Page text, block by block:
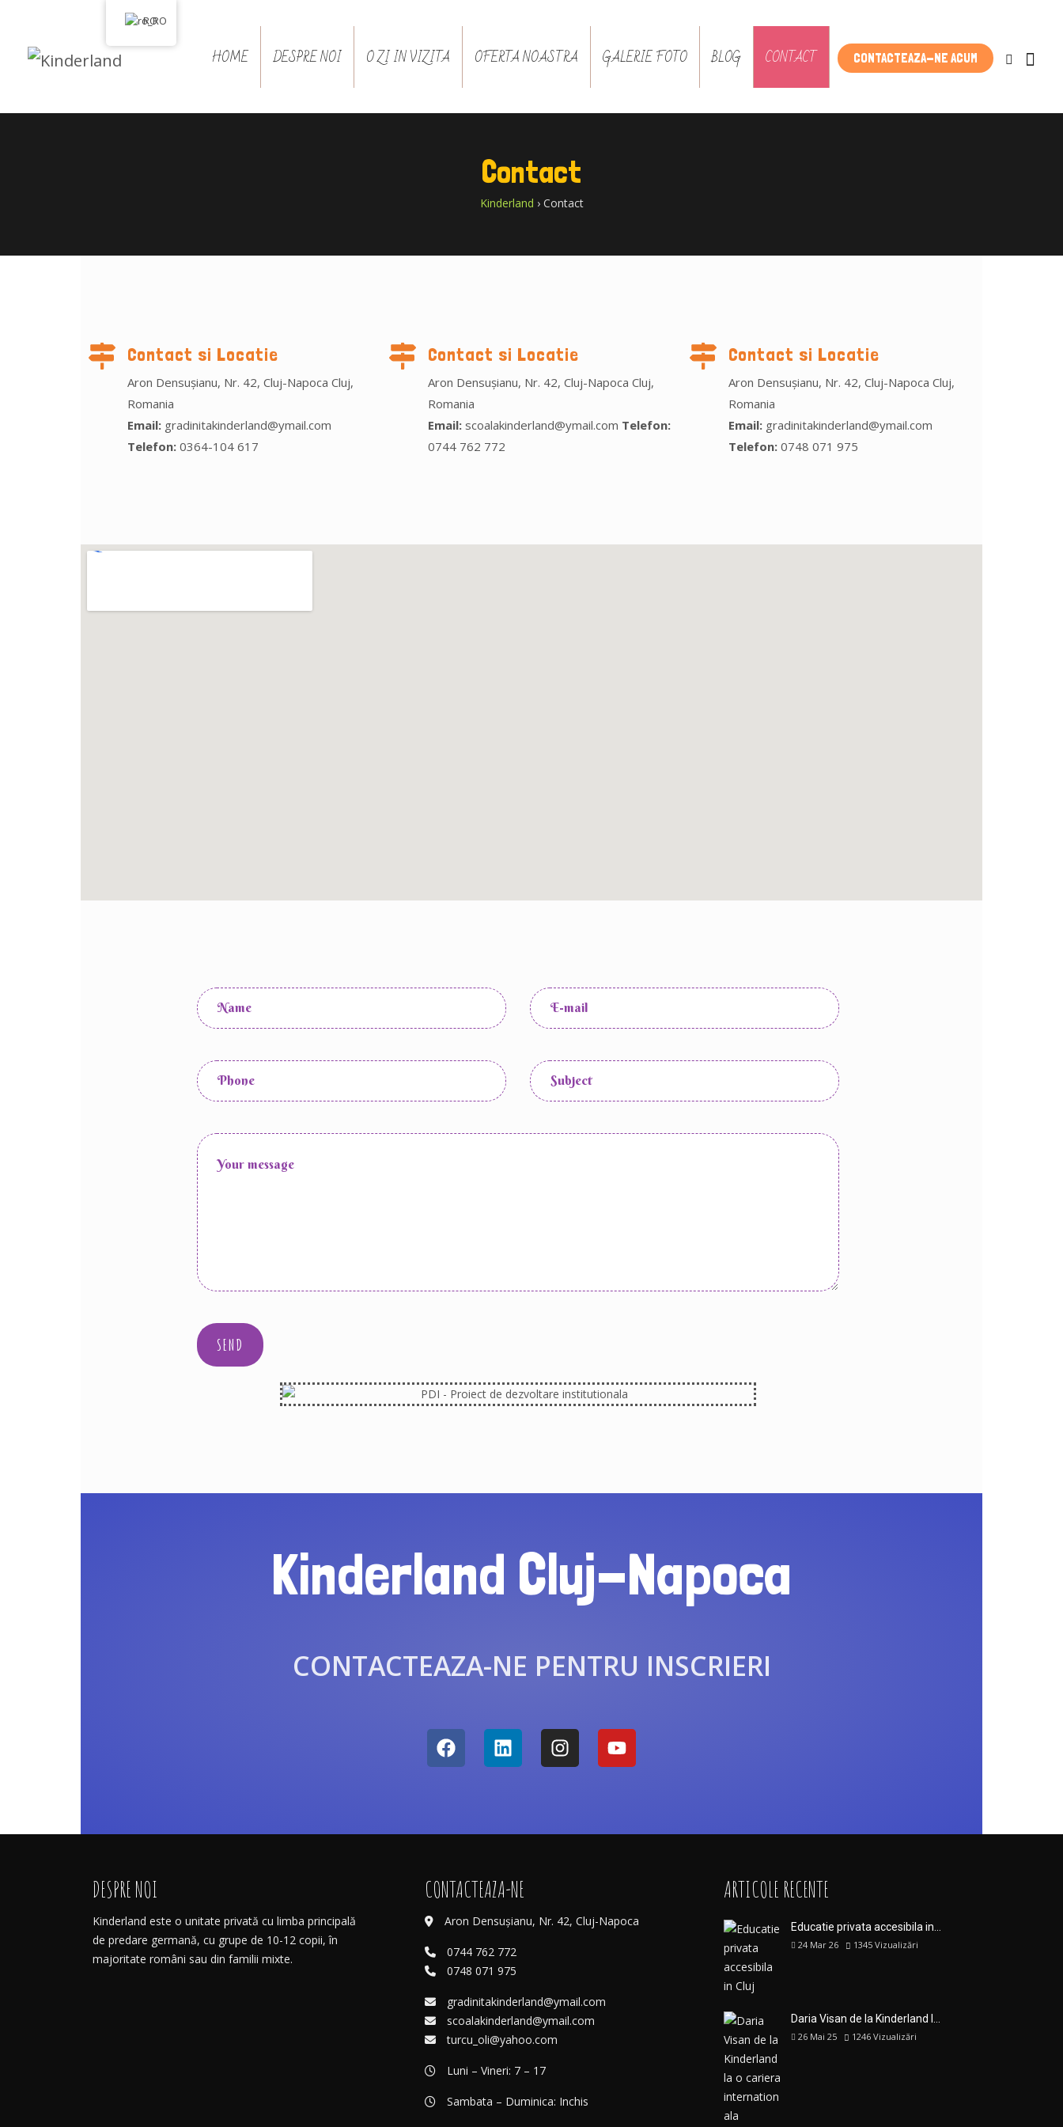
HOME DESPRE NOI O ZI IN VIZITA OFERTA NOASTRA GALERIE FOTO BLOG CONTACT CONTACTEAZA-NE ACUM
Contact
Kinderland › Contact
Contact si Locatie
Aron Densușianu, Nr. 42, Cluj-Napoca Cluj,
Romania
Email: gradinitakinderland@ymail.com
Telefon: 0364-104 617
Contact si Locatie
Aron Densușianu, Nr. 42, Cluj-Napoca Cluj,
Romania
Email: scoalakinderland@ymail.com Telefon:
0744 762 772
Contact si Locatie
Aron Densușianu, Nr. 42, Cluj-Napoca Cluj,
Romania
Email: gradinitakinderland@ymail.com
Telefon: 0748 071 975
Kinderland Cluj-Napoca
CONTACTEAZA-NE PENTRU INSCRIERI
DESPRE NOI
Kinderland este o unitate privată cu limba principală
de predare germană, cu grupe de 10-12 copii, în
majoritate români sau din familii mixte.
CONTACTEAZA-NE
Aron Densușianu, Nr. 42, Cluj-Napoca
0744 762 772
0748 071 975
gradinitakinderland@ymail.com
scoalakinderland@ymail.com
turcu_oli@yahoo.com
Luni – Vineri: 7 – 17
Sambata – Duminica: Inchis
ARTICOLE RECENTE
Educatie privata accesibila in…
24 Mar 26 1345 Vizualizări
Daria Visan de la Kinderland l…
26 Mai 25 1246 Vizualizări
RO